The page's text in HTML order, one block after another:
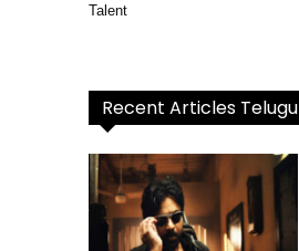
Talent
Recent Articles Telugu